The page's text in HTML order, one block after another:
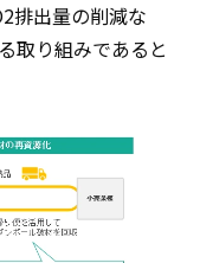
排出量の削減な
取り組みであると